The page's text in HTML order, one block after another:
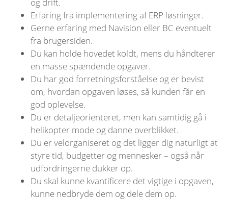
Erfaring fra implementering af ERP løsninger.
Gerne erfaring med Navision eller BC eventuelt
fra brugersiden.
Du kan holde hovedet koldt, mens du håndterer
en masse spændende opgaver.
Du har god forretningsforståelse og er bevist
om, hvordan opgaven løses, så kunden får en
god oplevelse.
Du er detaljeorienteret, men kan samtidig gå i
helikopter mode og danne overblikket.
Du er velorganiseret og det ligger dig naturligt at
styre tid, budgetter og mennesker – også når
udfordringerne dukker op.
Du skal kunne kvantificere det vigtige i opgaven,
kunne nedbryde dem og dele dem op.